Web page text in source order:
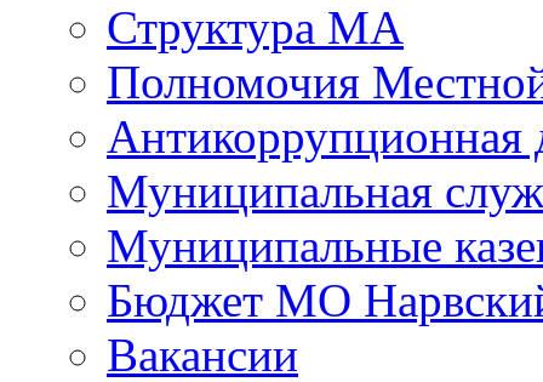
Структура МА
Полномочия
Антикоррупционная
Муниципальная
Муниципальные
Бюджет МО
Вакансии